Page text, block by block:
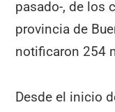
pasado-, de los
provincia de
notificaron 254
Desde el inicio